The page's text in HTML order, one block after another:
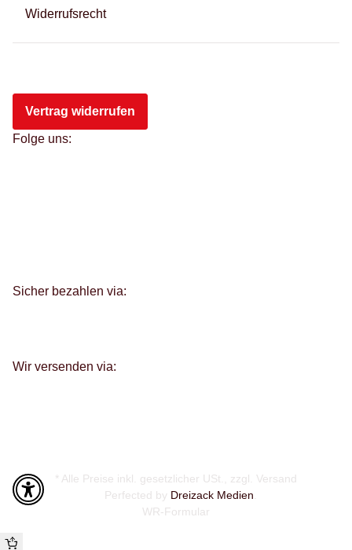
Widerrufsrecht
Vertrag widerrufen
Folge uns:
Sicher bezahlen via:
Wir versenden via:
* Alle Preise inkl. gesetzlicher USt., zzgl. Versand
Perfected by Dreizack Medien
WR-Formular